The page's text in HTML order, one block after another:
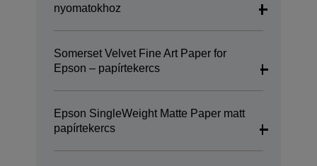
nyomatokhoz
Somerset Velvet Fine Art Paper for
Epson – papírtekercs
Epson SingleWeight Matte Paper matt
papírtekercs